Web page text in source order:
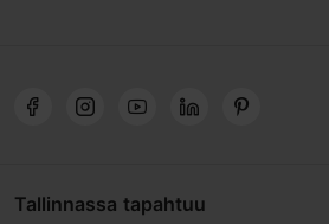
Tallinnassa tapahtuu